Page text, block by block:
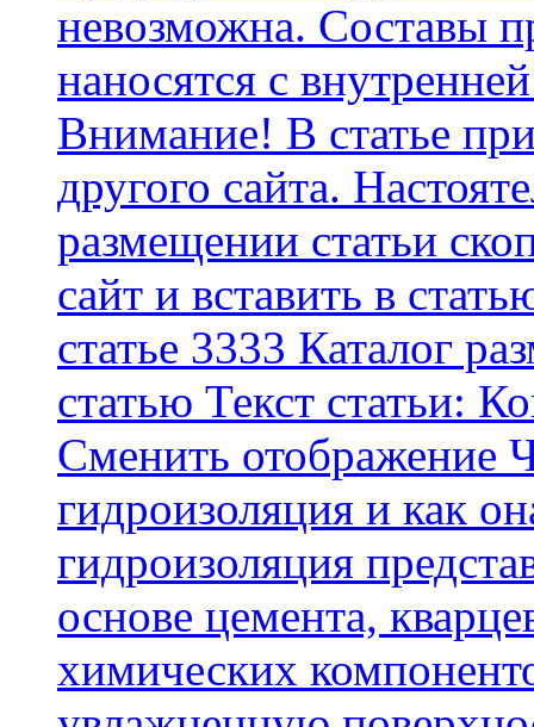
невозможна. Составы
наносятся с
Внимание! В статье
другого сайта.
размещении статьи
сайт и вставить в
статье 3333 Каталог
статью Текст статьи:
Cменить отображение
гидроизоляция и как
гидроизоляция
основе цемента,
химических